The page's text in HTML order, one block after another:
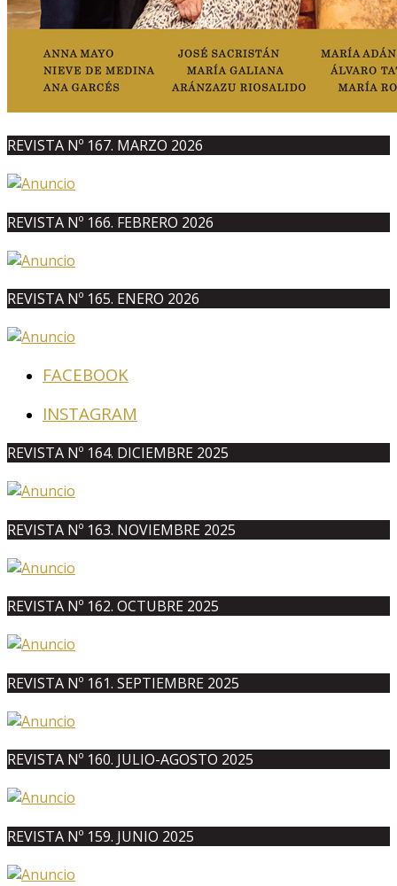
REVISTA Nº 167. MARZO 2026
REVISTA Nº 166. FEBRERO 2026
REVISTA Nº 165. ENERO 2026
FACEBOOK
INSTAGRAM
REVISTA Nº 164. DICIEMBRE 2025
REVISTA Nº 163. NOVIEMBRE 2025
REVISTA Nº 162. OCTUBRE 2025
REVISTA Nº 161. SEPTIEMBRE 2025
REVISTA Nº 160. JULIO-AGOSTO 2025
REVISTA Nº 159. JUNIO 2025